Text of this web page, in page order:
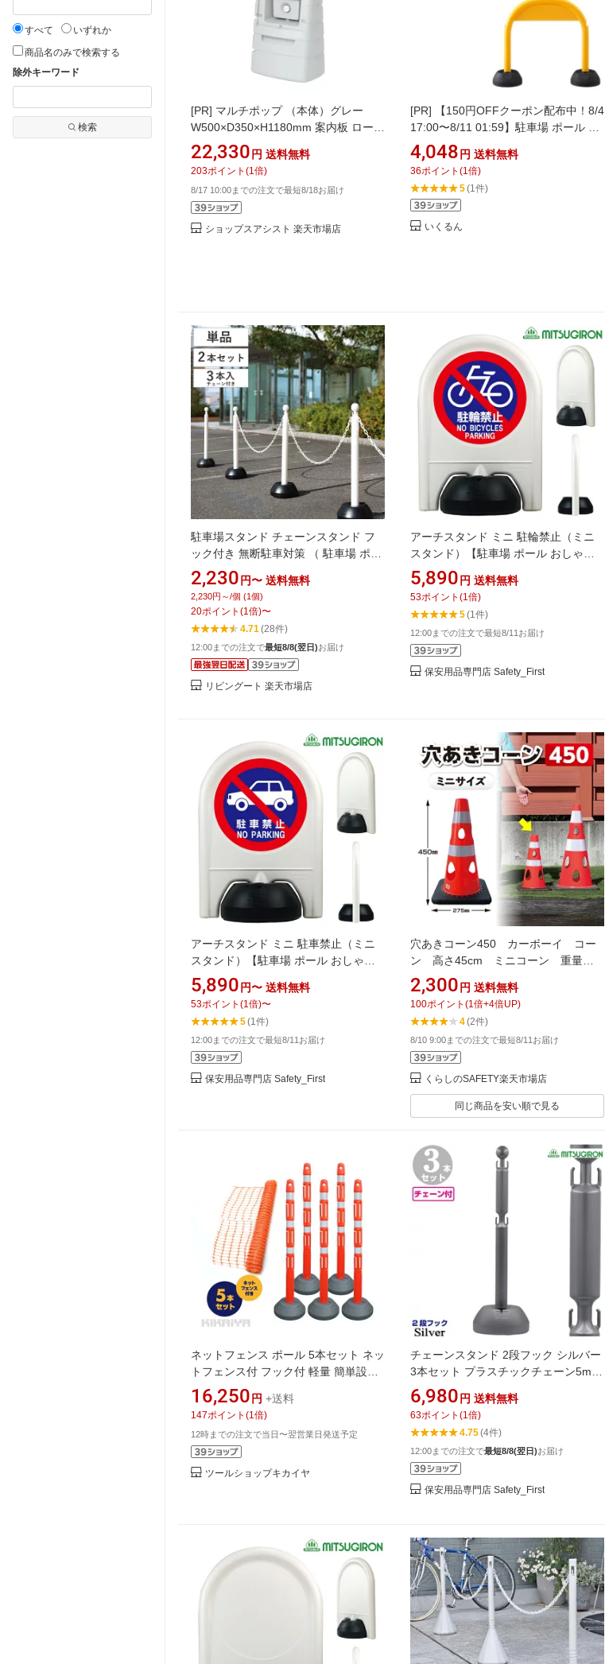
すべて
いずれか
商品名のみで検索する
除外キーワード
検索
[PR] マルチポップ （本体）グレー
W500×D350×H1180mm 案内板 ロード
サイン 駐車場サイン スタンド看板 ガ
レージ 駐車場 パーキング 注水式 両面
片面 屋外 樹脂製 大型 面板別売
22,330 円 送料無料
203ポイント (1倍)
8/17 10:00までの注文で最短8/18お届け
ショップスアシスト 楽天市場店
[PR]
【150円OFFクーポン配布中！8/4
17:00〜8/11 01:59】駐車場 ポール ア
ーチスタンド 白 黄 ミツギロン
4,048 円 送料無料
36ポイント (1倍)
5(1件)
いくるん
駐車場スタンド チェーンスタンド フ
ック付き 無断駐車対策 （ 駐車場 ポー
ル 駐車禁止 立入禁止 フェンス スタン
ド 屋外 屋内 敷地内 駐禁 進入禁止 立
ち入り禁止 車止め パーキング 仕切り
無断 迷惑駐車 置く だけ ゲート ）
2,230 円〜 送料無料
2,230円～/個 (1個)
20ポイント (1倍)〜
4.71(28件)
12:00までの注文で最短8/8(翌日)お届け
リビングート 楽天市場店
アーチスタンド ミニ 駐輪禁止（ミニ
スタンド）【駐車場 ポール おしゃれ
駐車禁止 立入禁止 駐車場 フェンス チ
ェーンポール プラチェーン 車止め 駐
車場 仕切り 駐車場 看板】
5,890 円 送料無料
53ポイント (1倍)
5(1件)
12:00までの注文で最短8/11お届け
保安用品専門店 Safety_First
アーチスタンド ミニ 駐車禁止（ミニ
スタンド）【駐車場 ポール おしゃれ
駐車禁止 立入禁止 駐車場 フェンス チ
ェーンポール プラチェーン 車止め 駐
車場 仕切り 駐車場 看板】
5,890 円〜 送料無料
53ポイント (1倍)〜
5(1件)
12:00までの注文で最短8/11お届け
保安用品専門店 Safety_First
穴あきコーン450 カーボーイ コー
ン 高さ45cm ミニコーン 重量コ
ーン ロードコーン 工事用コーン
三角コーン PVCコーン パイロン
CHR-450 駐車禁止 スポーツ 駐車
場 イベント 工事現場 ウェート一
体型
2,300 円 送料無料
100ポイント (1倍+4倍UP)
4(2件)
8/10 9:00までの注文で最短8/11お届け
くらしのSAFETY楽天市場店
同じ商品を安い順で見る
ネットフェンス ポール 5本セット ネッ
トフェンス付 フック付 軽量 簡単設置
ポール ポスト 反射シート バリケード
仕切 侵入防止 工事安全保安用品
KIKAIYA
16,250 円 +送料
147ポイント (1倍)
12時までの注文で当日〜翌営業日発送予定
ツールショップキカイヤ
チェーンスタンド 2段フック シルバー
3本セット プラスチックチェーン5m2
本付【駐車場 ポール おしゃれ 駐車禁
止 立入禁止 駐車場 フェンス チェーン
ポール プラチェーン 車止め 駐車場 仕
切り 可動式 ガレージ 車庫 店舗 工場
ガーデン】
6,980 円 送料無料
63ポイント (1倍)
4.75(4件)
12:00までの注文で最短8/8(翌日)お届け
保安用品専門店 Safety_First